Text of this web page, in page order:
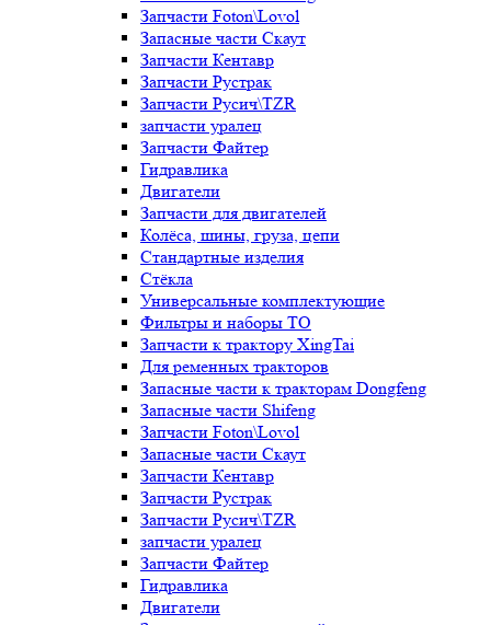
Запчасти Foton\Lovol
Запасные части Скаут
Запчасти Кентавр
Запчасти Рустрак
Запчасти Русич\TZR
запчасти уралец
Запчасти Файтер
Гидравлика
Двигатели
Запчасти для двигателей
Колёса, шины, груза, цепи
Стандартные изделия
Стёкла
Универсальные комплектующие
Фильтры и наборы ТО
Запчасти к трактору XingTai
Для ременных тракторов
Запасные части к тракторам Dongfeng
Запасные части Shifeng
Запчасти Foton\Lovol
Запасные части Скаут
Запчасти Кентавр
Запчасти Рустрак
Запчасти Русич\TZR
запчасти уралец
Запчасти Файтер
Гидравлика
Двигатели